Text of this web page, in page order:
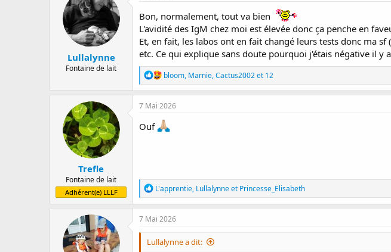
o
n
s
Lullalynne
Fontaine de lait
Bon, normalement, tout va bien
L'avidité des IgM chez moi est élevée donc ça penche en
Et, en fait, les labos ont en fait changé leurs tests donc ma
etc. Ce qui explique sans doute pourquoi j'étais négative il y
R
é
a
c
i
o
bloom, Marnie,Cactus2002et 12
Trefle
Fontaine de lait
Adhérent(e) LLLF
7 Mai 2026
Ouf
R
é
a
c
o
L'apprentie, Lullalynneet Princesse_Elisabeth
7 Mai 2026
Lullalynne a dit: